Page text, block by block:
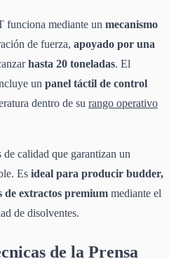
funciona mediante un mecanismo
de fuerza, apoyado por una
hasta 20 toneladas. El
un panel táctil de control
dentro de su rango operativo
calidad que garantizan un
Es ideal para producir budder,
de extractos premium mediante el
de disolventes.
de la Prensa